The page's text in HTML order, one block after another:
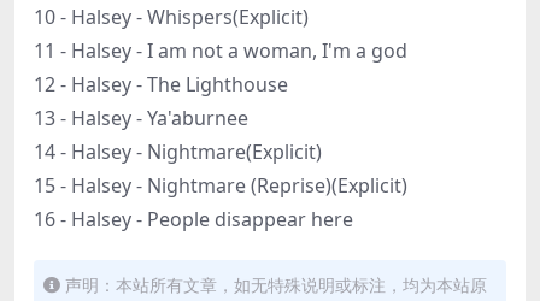
10 - Halsey - Whispers(Explicit)
11 - Halsey - I am not a woman, I'm a god
12 - Halsey - The Lighthouse
13 - Halsey - Ya'aburnee
14 - Halsey - Nightmare(Explicit)
15 - Halsey - Nightmare (Reprise)(Explicit)
16 - Halsey - People disappear here
声明：本站所有文章，如无特殊说明或标注，均为本站原